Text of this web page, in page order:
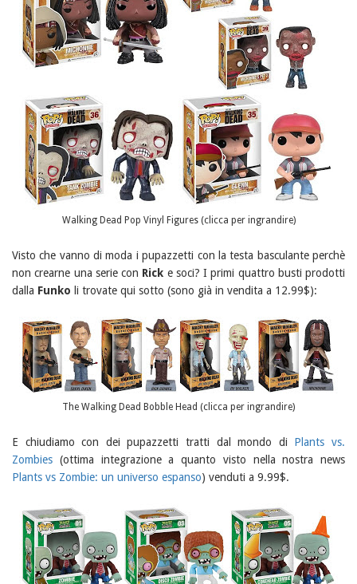
Walking Dead Pop Vinyl Figures (clicca per ingrandire)
Visto che vanno di moda i pupazzetti con la testa basculante perchè
non crearne una serie con Rick e soci? I primi quattro busti prodotti
dalla Funko li trovate qui sotto (sono già in vendita a 12.99$):
The Walking Dead Bobble Head (clicca per ingrandire)
E chiudiamo con dei pupazzetti tratti dal mondo di Plants vs.
Zombies (ottima integrazione a quanto visto nella nostra news
Plants vs Zombie: un universo espanso) venduti a 9.99$.